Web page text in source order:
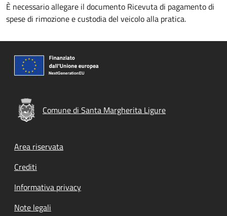
È necessario allegare il documento Ricevuta di pagamento di
spese di rimozione e custodia del veicolo alla pratica.
Comune di Santa Margherita Ligure
Footer menu
Area riservata
Crediti
Informativa privacy
Note legali